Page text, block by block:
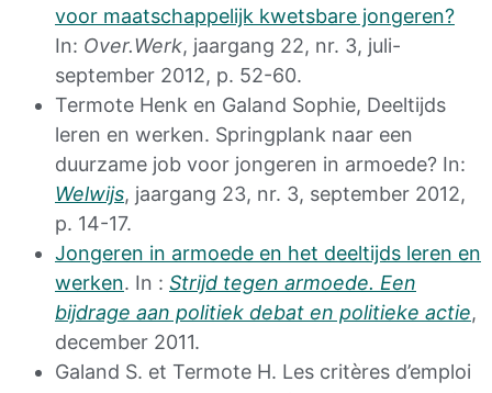
voor maatschappelijk kwetsbare jongeren?
In: Over.Werk, jaargang 22, nr. 3, juli-
september 2012, p. 52-60.
Termote Henk en Galand Sophie, Deeltijds
leren en werken. Springplank naar een
duurzame job voor jongeren in armoede? In:
Welwijs, jaargang 23, nr. 3, september 2012,
p. 14-17.
Jongeren in armoede en het deeltijds leren en
werken. In : Strijd tegen armoede. Een
bijdrage aan politiek debat en politieke actie,
december 2011.
Galand S. et Termote H. Les critères d’emploi